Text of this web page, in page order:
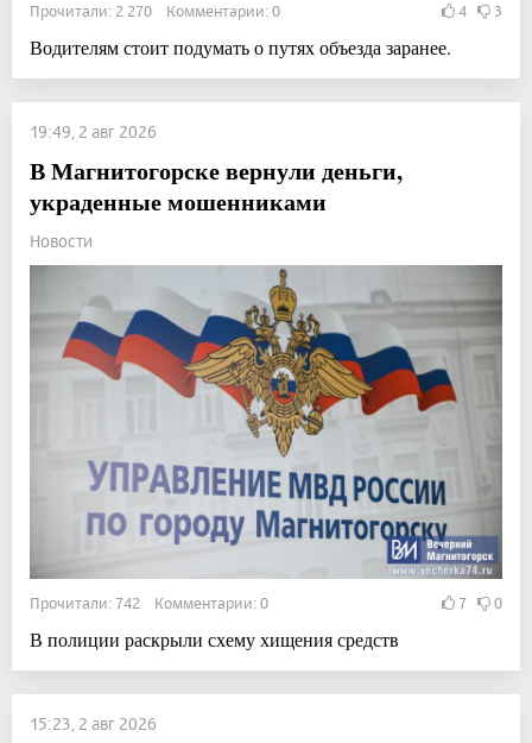
Прочитали: 2 270 Комментарии: 0 4 3
Водителям стоит подумать о путях объезда заранее.
19:49, 2 авг 2026
В Магнитогорске вернули деньги,
украденные мошенниками
Новости
Прочитали: 742 Комментарии: 0 7 0
В полиции раскрыли схему хищения средств
15:23, 2 авг 2026